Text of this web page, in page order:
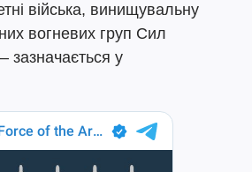
війська, винищувальну
вогневих груп Сил
зазначається у